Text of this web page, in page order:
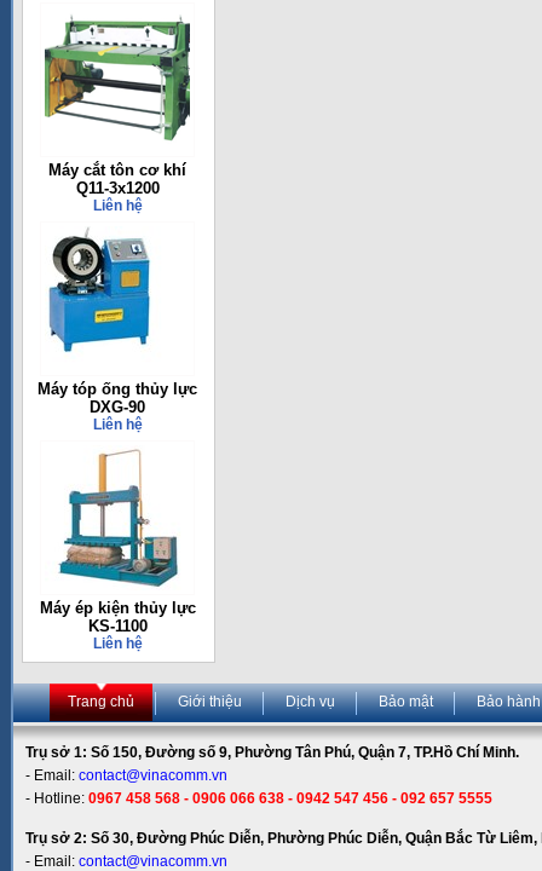
Máy cắt tôn cơ khí
Q11-3x1200
Liên hệ
Máy tóp ống thủy lực
DXG-90
Liên hệ
Máy ép kiện thủy lực
KS-1100
Liên hệ
Trang chủ Giới thiệu Dịch vụ Bảo mật Bảo hành
Trụ sở 1: Số 150, Đường số 9, Phường Tân Phú, Quận 7, TP.Hồ Chí Minh.
- Email: contact@vinacomm.vn
- Hotline: 0967 458 568 - 0906 066 638 - 0942 547 456 - 092 657 5555
Trụ sở 2: Số 30, Đường Phúc Diễn, Phường Phúc Diễn, Quận Bắc Từ Liêm,
- Email: contact@vinacomm.vn